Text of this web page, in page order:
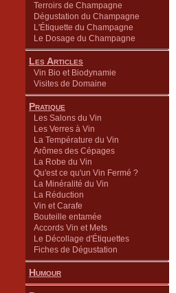
Terroirs de Champagne
Dégustation du Champagne
L'Étiquette du Champagne
Le Dosage du Champagne
Les Articles
Vin Bio et Biodynamie
Visites de Domaine
Pratique
Les Salons du Vin
Les Verres à Vin
La Température du Vin
Arômes des Cépages
La Robe du Vin
Qu'est ce qu'un Vin Fermé ?
La Minéralité du Vin
La Réduction
Vin et Carafe
Bouteille entamée
Accords Vin et Mets
Le Décollage d'Étiquettes
Fiches de Dégustation
Humour